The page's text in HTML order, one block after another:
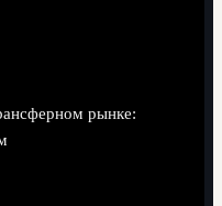
рынке: